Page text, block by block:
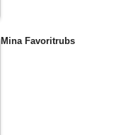
Mina Favoritrubs